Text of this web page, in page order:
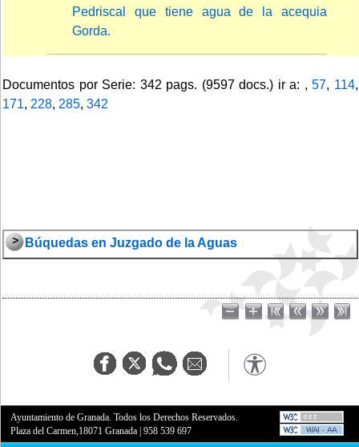
Pedriscal que tiene agua de la acequia
Gorda.
Documentos por Serie: 342 pags. (9597 docs.) ir a: ,57, 114,
171, 228, 285, 342
Búquedas en Juzgado de la Aguas
Ayuntamiento de Granada. Todos los Derechos Reservados.
Plaza del Carmen,18071 Granada |958 539 697